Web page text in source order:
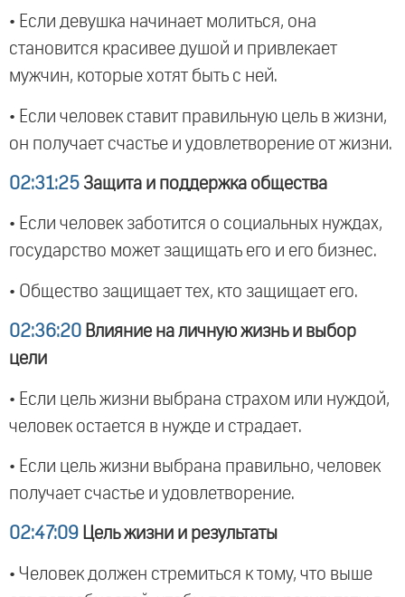
• Если девушка начинает молиться, она
становится красивее душой и привлекает
мужчин, которые хотят быть с ней.
• Если человек ставит правильную цель в жизни,
он получает счастье и удовлетворение от жизни.
02:31:25 Защита и поддержка общества
• Если человек заботится о социальных нуждах,
государство может защищать его и его бизнес.
• Общество защищает тех, кто защищает его.
02:36:20 Влияние на личную жизнь и выбор
цели
• Если цель жизни выбрана страхом или нуждой,
человек остается в нужде и страдает.
• Если цель жизни выбрана правильно, человек
получает счастье и удовлетворение.
02:47:09 Цель жизни и результаты
• Человек должен стремиться к тому, что выше